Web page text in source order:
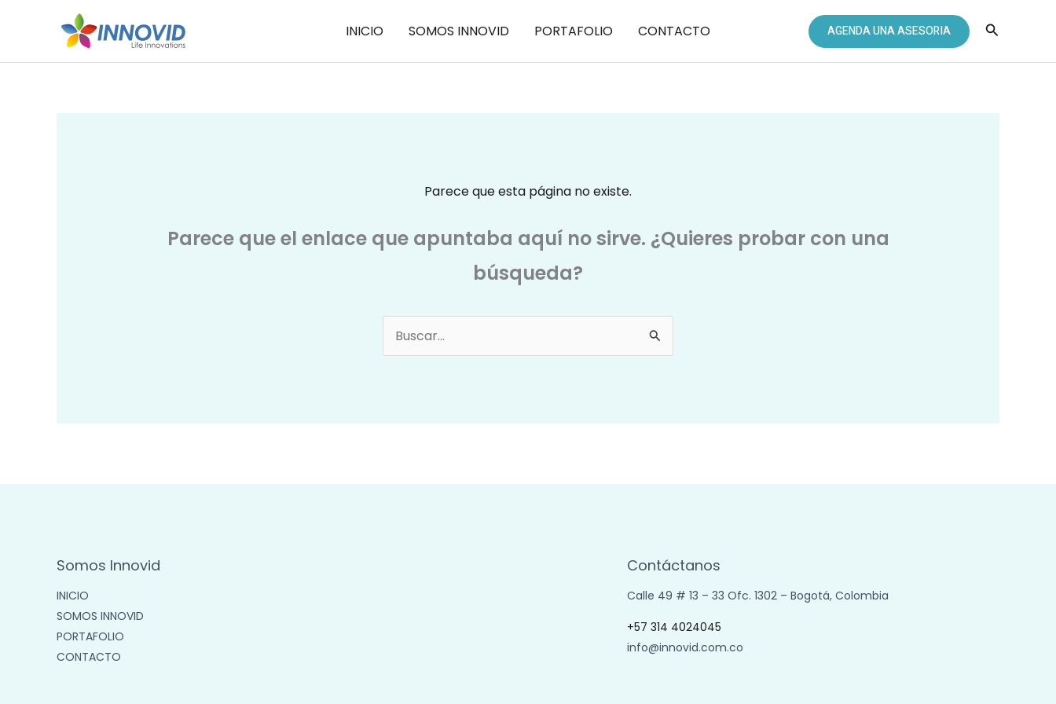
INICIO SOMOS INNOVID PORTAFOLIO CONTACTO AGENDA UNA ASESORIA Buscar
Parece que esta página no existe.
Parece que el enlace que apuntaba aquí no sirve. ¿Quieres probar con una
búsqueda?
Buscar
por:
Somos Innovid
INICIO
SOMOS INNOVID
PORTAFOLIO
CONTACTO
Contáctanos
Calle 49 # 13 – 33 Ofc. 1302 – Bogotá, Colombia
+57 314 4024045
info@innovid.com.co